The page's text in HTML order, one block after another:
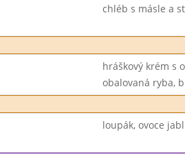
chléb s másle a
hráškový krém s
obalovaná ryba,
loupák, ovoce